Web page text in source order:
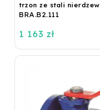
trzon ze stali
BRA.B2.111
1 163 zł